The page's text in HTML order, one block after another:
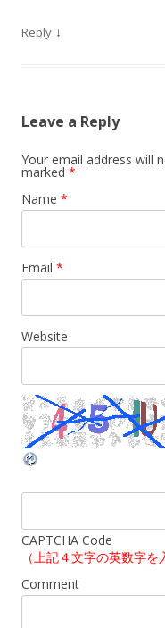
Reply ↓
Leave a Reply
Your email address will
marked *
Name *
Email *
Website
CAPTCHA Code
（上記４文字の英数字
Comment